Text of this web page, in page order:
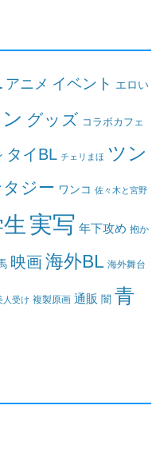
アニメ イベント エロい
グッズ コラボカフェ
タイBL チェリまほ ツン
ジー ワンコ 佐々木と宮野
実写 年下攻め 抱か
映画海外BL 海外舞台
人受け 複製原画 通販 闇 青